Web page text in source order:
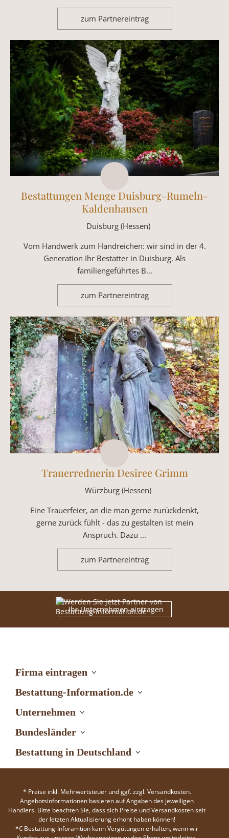
zum Partnereintrag
Bestattungen Menge Duisburg-Rumeln-
Kaldenhausen
Duisburg (Hessen)
Vom Handwerk zum Handreichen: wir sind in der 4.
Generation Ihr Bestatter in Duisburg. Als
familiengeführtes B...
zum Partnereintrag
Trauerrednerin Desiree Grimm
Würzburg (Hessen)
Eine Trauerfeier, an die man gerne zurückdenkt,
gerne zurück fühlt - das zu gestalten ist mein
Anspruch. Dazu ...
zum Partnereintrag
Ihr Unternehmen eintragen
Firma eintragen
Bestattung-Information.de
Unternehmen
Bundesländer
Bestattung in Deutschland
* Preise inkl. Mehrwertsteuer und ggf. zzgl. Versandkosten.
Angebotsinformationen basieren auf Angaben des jeweiligen
Händlers. Bitte beachten Sie, dass sich Preise und Versandkosten seit
der letzten Aktualisierung erhöht haben können!
*€ Bestattung-Inforamtion kann Vergütungen erhalten, wenn wir